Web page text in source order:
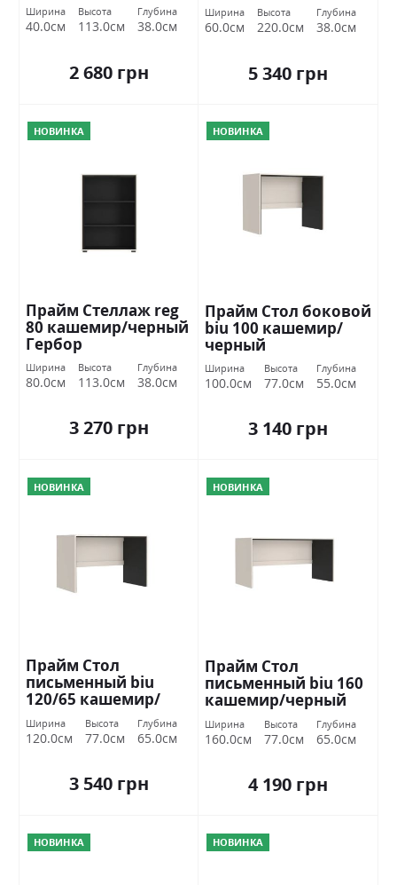
Ширина
40.0см
Высота
113.0см
Глубина
38.0см
2 680 грн
Ширина
60.0см
Высота
220.0см
Глубина
38.0см
5 340 грн
НОВИНКА
Прайм Стеллаж reg
80 кашемир/черный
Гербор
Ширина
80.0см
Высота
113.0см
Глубина
38.0см
3 270 грн
НОВИНКА
Прайм Стол боковой
biu 100 кашемир/
черный
Ширина
100.0см
Высота
77.0см
Глубина
55.0см
3 140 грн
НОВИНКА
Прайм Стол
письменный biu
120/65 кашемир/
черный
Ширина
120.0см
Высота
77.0см
Глубина
65.0см
3 540 грн
НОВИНКА
Прайм Стол
письменный biu 160
кашемир/черный
Гербор
Ширина
160.0см
Высота
77.0см
Глубина
65.0см
4 190 грн
НОВИНКА НОВИНКА